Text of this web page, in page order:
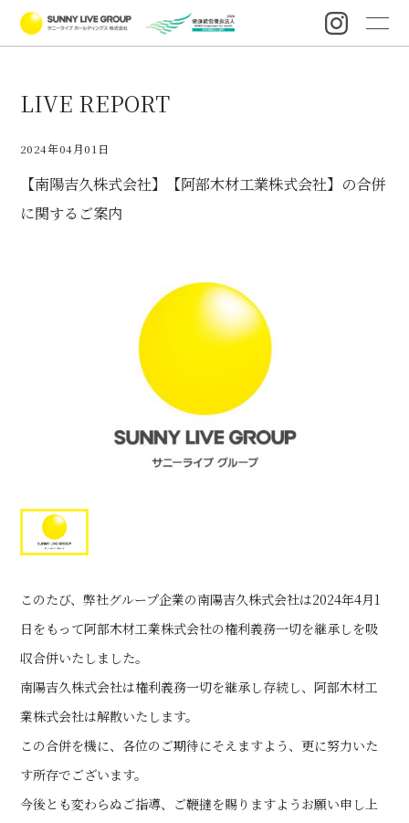
LIVE REPORT
2024年04月01日
【南陽吉久株式会社】【阿部木材工業株式会社】の合併
に関するご案内
このたび、弊社グループ企業の南陽吉久株式会社は2024年4月1
日をもって阿部木材工業株式会社の権利義務一切を継承しを吸
収合併いたしました。
南陽吉久株式会社は権利義務一切を継承し存続し、阿部木材工
業株式会社は解散いたします。
この合併を機に、各位のご期待にそえますよう、更に努力いた
す所存でございます。
今後とも変わらぬご指導、ご鞭撻を賜りますようお願い申し上